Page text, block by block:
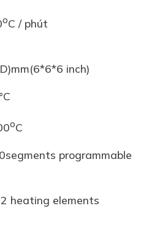
oC / phút
inch)
oC
programmable
heating elements